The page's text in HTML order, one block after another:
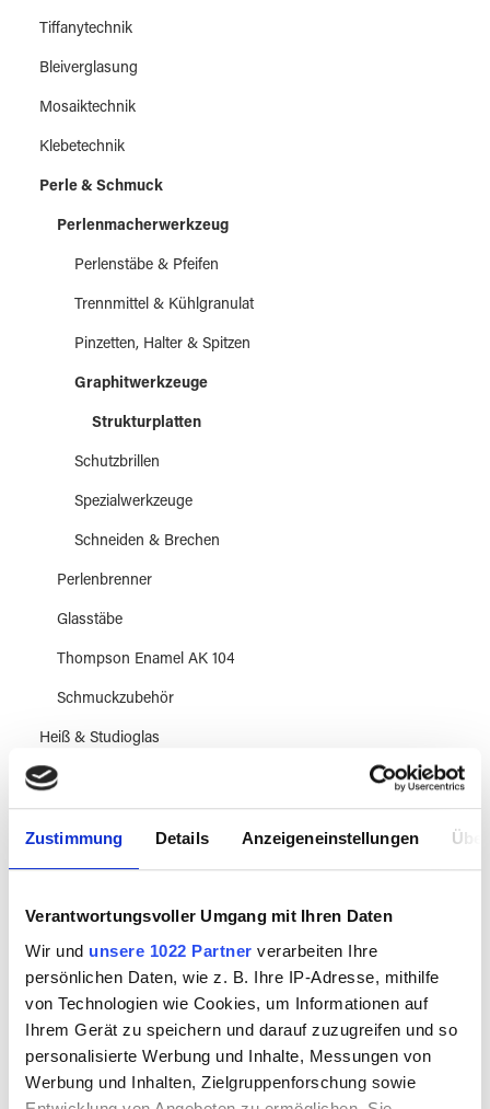
Zustimmung Details Anzeigeneinstellungen
Verantwortungsvoller Umgang mit Ihren Daten
Wir und unsere 1022 Partner verarbeiten Ihre
persönlichen Daten, wie z. B. Ihre IP-Adresse, mithilfe
von Technologien wie Cookies, um Informationen auf
Ihrem Gerät zu speichern und darauf zuzugreifen und so
personalisierte Werbung und Inhalte, Messungen von
Werbung und Inhalten, Zielgruppenforschung sowie
Tiffanytechnik
Bleiverglasung
Mosaiktechnik
Klebetechnik
Perle & Schmuck
Perlenmacherwerkzeug
Perlenstäbe & Pfeifen
Trennmittel & Kühlgranulat
Pinzetten, Halter & Spitzen
Graphitwerkzeuge
Strukturplatten
Schutzbrillen
Spezialwerkzeuge
Schneiden & Brechen
Perlenbrenner
Glasstäbe
Thompson Enamel AK 104
Schmuckzubehör
Heiß & Studioglas
Sandstrahltechnik
Metal Oxidation
Leerflaschen & Verpackung